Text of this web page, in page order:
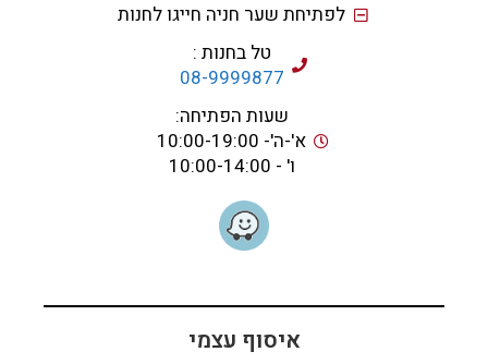
לפתיחת שער חניה חייגו לחנות
טל בחנות :
08-9999877
שעות הפתיחה:
א'-ה'- 10:00-19:00
ו' - 10:00-14:00
איסוף עצמי